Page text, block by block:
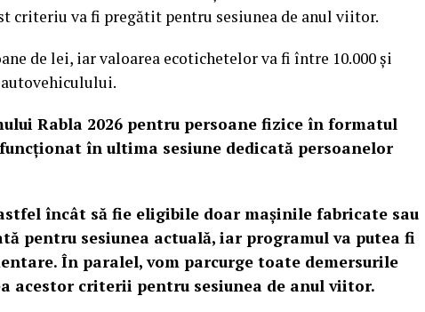
criteriu va fi pregătit pentru sesiunea de anul viitor.
de lei, iar valoarea ecotichetelor va fi între 10.000 și
Rabla 2026 pentru persoane fizice în formatul
în ultima sesiune dedicată persoanelor
încât să fie eligibile doar mașinile fabricate sau
pentru sesiunea actuală, iar programul va putea fi
În paralel, vom parcurge toate demersurile
acestor criterii pentru sesiunea de anul viitor.